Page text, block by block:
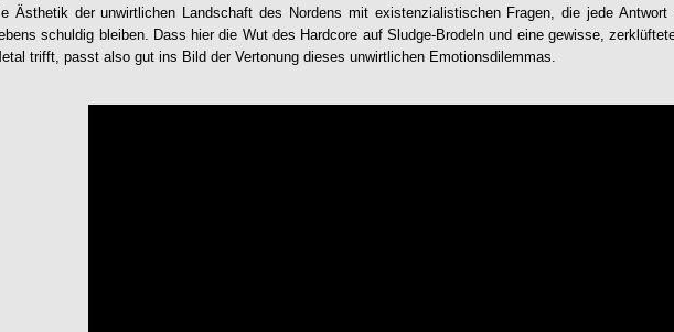
Ästhetik der unwirtlichen Landschaft des Nordens mit existenzialistischen Fragen, die jede
schuldig bleiben. Dass hier die Wut des Hardcore auf Sludge-Brodeln und eine gewisse,
trifft, passt also gut ins Bild der Vertonung dieses unwirtlichen Emotionsdilemmas.